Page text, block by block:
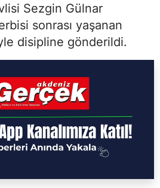
Sezgin Gülnar
sonrası yaşanan
disipline gönderildi.